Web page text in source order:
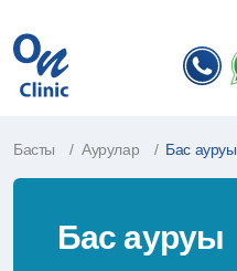
Басты Аурулар Бас ауруы
Бас ауруы